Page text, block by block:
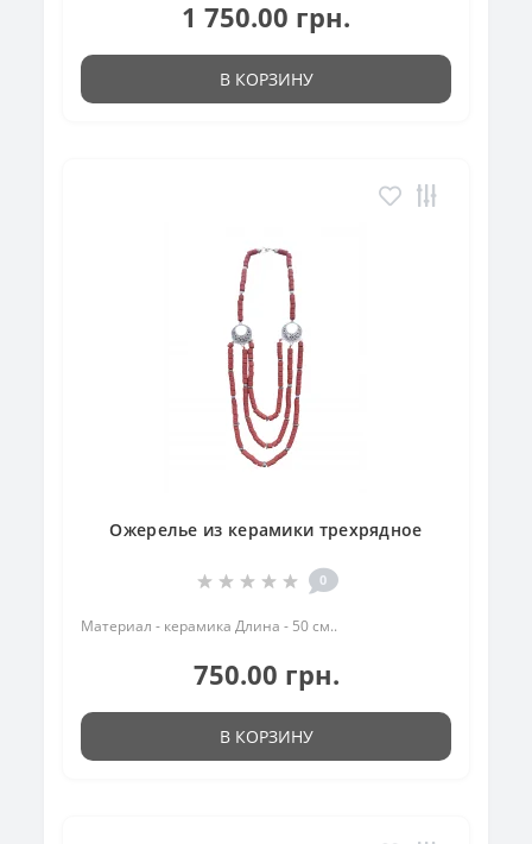
1 750.00 грн.
В КОРЗИНУ
Ожерелье из керамики трехрядное
0
Материал - керамика Длина - 50 см..
750.00 грн.
В КОРЗИНУ